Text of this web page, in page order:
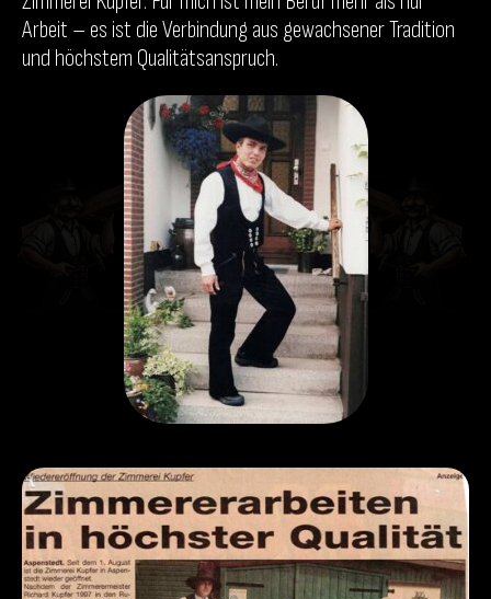
Arbeit – es ist die Verbindung aus gewachsener Tradition
und höchstem Qualitätsanspruch.